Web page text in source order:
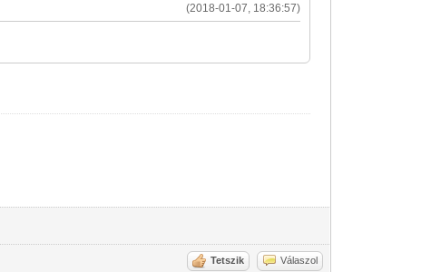
(2018-01-07, 18:36:57)
Tetszik Válaszol